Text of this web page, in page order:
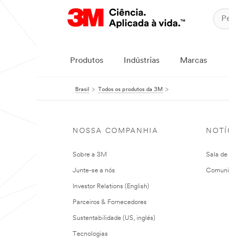
Produtos Indústrias Marcas
Brasil Todos os produtos da 3M
NOSSA COMPANHIA
Sobre a 3M
Junte-se a nós
Investor Relations (English)
Parceiros & Fornecedores
Sustentabilidade (US, inglés)
Tecnologias
Sala